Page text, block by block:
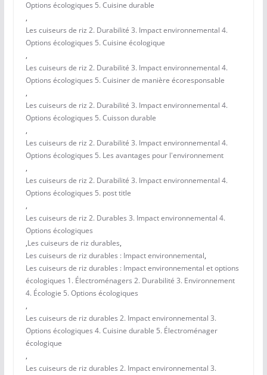
Options écologiques 5. Cuisine durable
,
Les cuiseurs de riz 2. Durabilité 3. Impact environnemental 4.
Options écologiques 5. Cuisine écologique
,
Les cuiseurs de riz 2. Durabilité 3. Impact environnemental 4.
Options écologiques 5. Cuisiner de manière écoresponsable
,
Les cuiseurs de riz 2. Durabilité 3. Impact environnemental 4.
Options écologiques 5. Cuisson durable
,
Les cuiseurs de riz 2. Durabilité 3. Impact environnemental 4.
Options écologiques 5. Les avantages pour l'environnement
,
Les cuiseurs de riz 2. Durabilité 3. Impact environnemental 4.
Options écologiques 5. post title
,
Les cuiseurs de riz 2. Durables 3. Impact environnemental 4.
Options écologiques
,Les cuiseurs de riz durables,
Les cuiseurs de riz durables : Impact environnemental,
Les cuiseurs de riz durables : Impact environnemental et options
écologiques 1. Électroménagers 2. Durabilité 3. Environnement
4. Écologie 5. Options écologiques
,
Les cuiseurs de riz durables 2. Impact environnemental 3.
Options écologiques 4. Cuisine durable 5. Électroménager
écologique
,
Les cuiseurs de riz durables 2. Impact environnemental 3.